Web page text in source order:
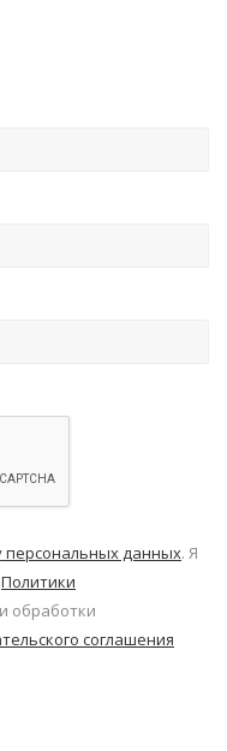
персональных данных. Я
Политики
обработки
соглашения